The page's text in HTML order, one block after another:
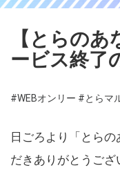
【とらの
ービス終了
#WEBオンリー #とらマ
日ごろより「とらの
だきありがとうござ